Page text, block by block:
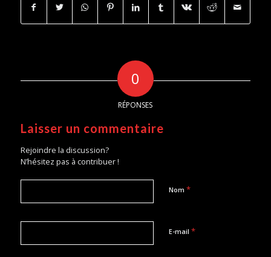
0
RÉPONSES
Laisser un commentaire
Rejoindre la discussion?
N’hésitez pas à contribuer !
Nom *
E-mail *